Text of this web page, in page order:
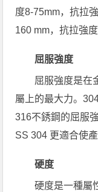
度8-75mm，抗拉
160 mm，抗拉強
屈服強度
屈服強度是在
屬上的最大力。
316不銹鋼的屈服
SS 304 更適合使
硬度
硬度是一種屬